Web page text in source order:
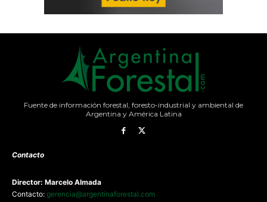
Fuente de información forestal, foresto-industrial y ambiental de
Argentina y América Latina
Contacto
Director: Marcelo Almada
Contacto: gerencia@argentinaforestal.com